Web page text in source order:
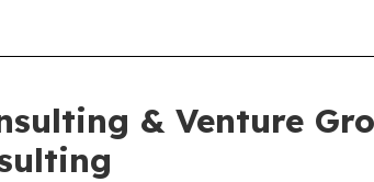
& Venture